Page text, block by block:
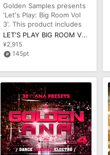
Golden Samples presents
'Let's Play: Big Room Vol
3'. This product includes
six fantastic Constructi
LET'S PLAY BIG ROOM VOL 3
¥2,915
145pt